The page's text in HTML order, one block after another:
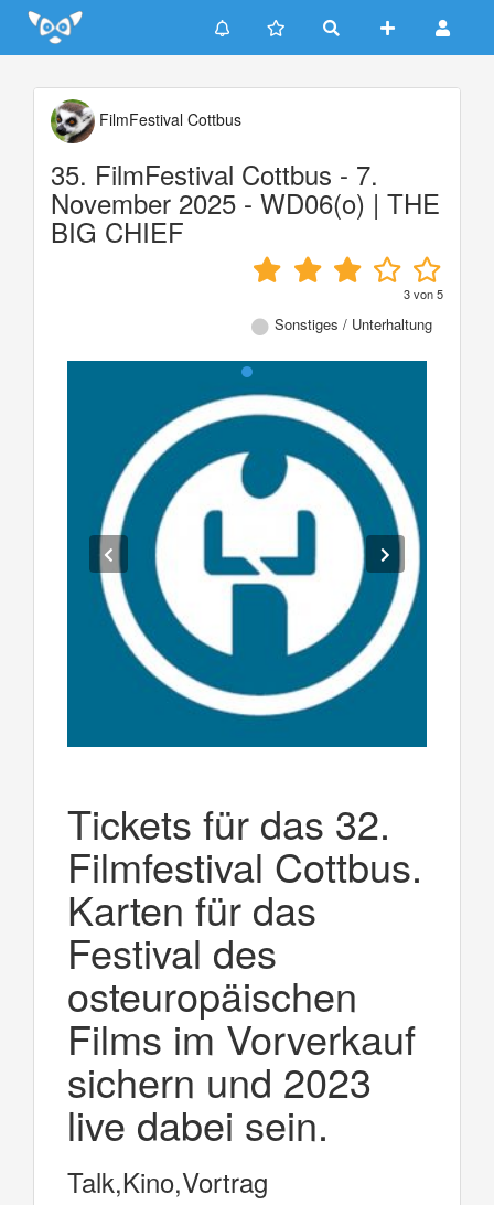
Update cookies preferences
FilmFestival Cottbus
35. FilmFestival Cottbus - 7.
November 2025 - WD06(o) | THE
BIG CHIEF
3von5
Sonstiges / Unterhaltung
Tickets für das 32.
Filmfestival Cottbus.
Karten für das
Festival des
osteuropäischen
Films im Vorverkauf
sichern und 2023
live dabei sein.
Talk,Kino,Vortrag